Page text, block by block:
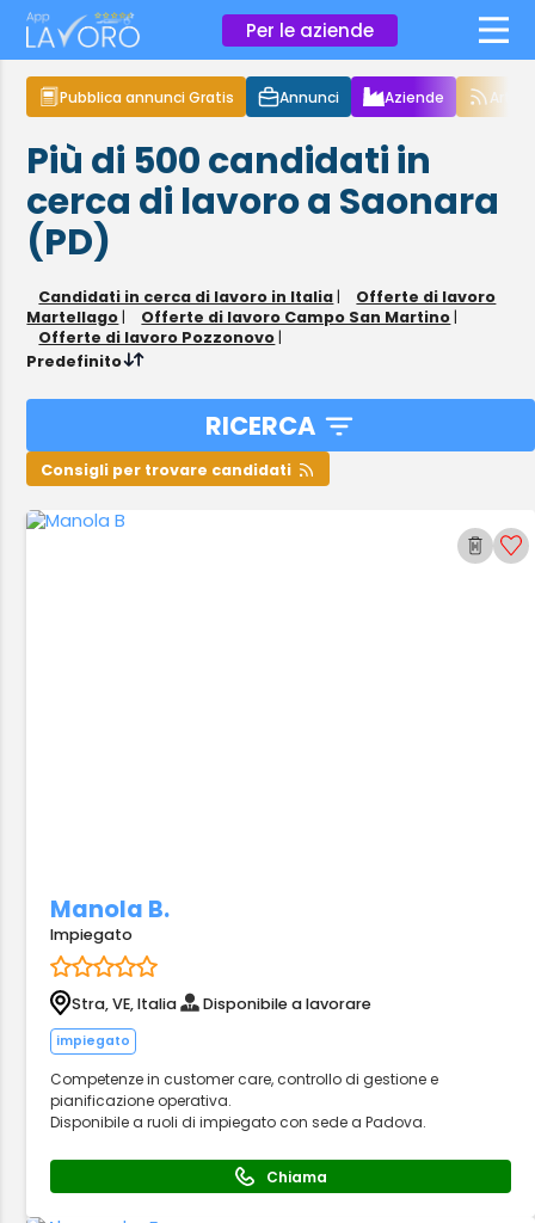
Per le aziende ×
Pubblica annunci Gratis Annunci Aziende
Più di 500candidati in
cerca di lavoroa Saonara
(PD)
Candidati in cerca di lavoro in Italia |
Offerte di lavoro
Martellago | Offerte di lavoro Campo San Martino |
Offerte di lavoro Pozzonovo |
Predefinito
RICERCA
Consigli per trovare candidati
Manola B.
Impiegato
Stra, VE, Italia Disponibile a lavorare
impiegato
Competenze in customer care, controllo di gestione e
pianificazione operativa.
Disponibile a ruoli di impiegato con sede a Padova.
Chiama